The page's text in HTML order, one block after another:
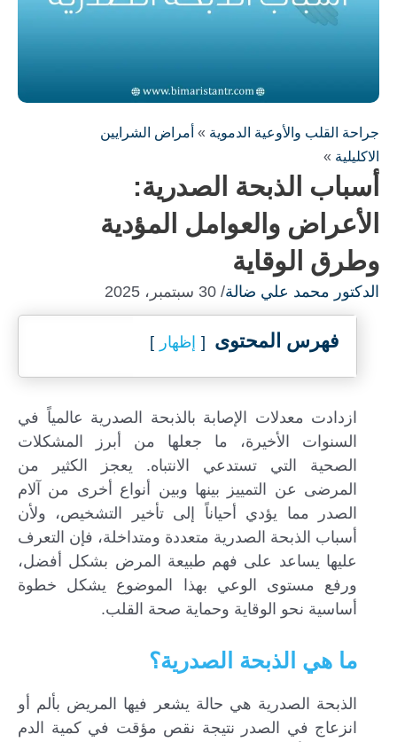
جراحة القلب والأوعية الدموية » أمراض الشرايين
الاكليلية »
أسباب الذبحة الصدرية:
الأعراض والعوامل المؤدية
وطرق الوقاية
الدكتور محمد علي ضالة/ 30 سبتمبر، 2025
فهرس المحتوى إظهار
ازدادت معدلات الإصابة بالذبحة الصدرية عالمياً في
السنوات الأخيرة، ما جعلها من أبرز المشكلات
الصحية التي تستدعي الانتباه. يعجز الكثير من
المرضى عن التمييز بينها وبين أنواع أخرى من آلام
الصدر مما يؤدي أحياناً إلى تأخير التشخيص، ولأن
أسباب الذبحة الصدرية متعددة ومتداخلة، فإن التعرف
عليها يساعد على فهم طبيعة المرض بشكل أفضل،
ورفع مستوى الوعي بهذا الموضوع يشكل خطوة
أساسية نحو الوقاية وحماية صحة القلب.
ما هي الذبحة الصدرية؟
الذبحة الصدرية هي حالة يشعر فيها المريض بألم أو
انزعاج في الصدر نتيجة نقص مؤقت في كمية الدم